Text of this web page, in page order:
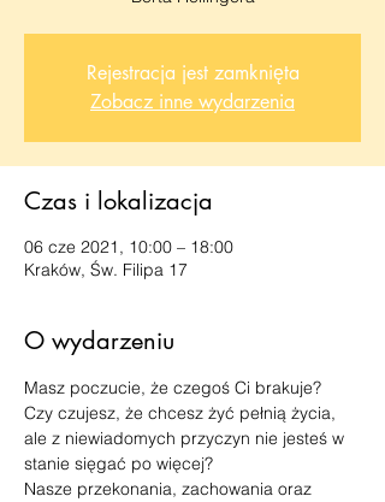
Rejestracja jest zamknięta
Zobacz inne wydarzenia
Czas i lokalizacja
06 cze 2021, 10:00 – 18:00
Kraków, Św. Filipa 17
O wydarzeniu
Masz poczucie, że czegoś Ci brakuje?
Czy czujesz, że chcesz żyć pełnią życia,
ale z niewiadomych przyczyn nie jesteś w
stanie sięgać po więcej?
Nasze przekonania, zachowania oraz